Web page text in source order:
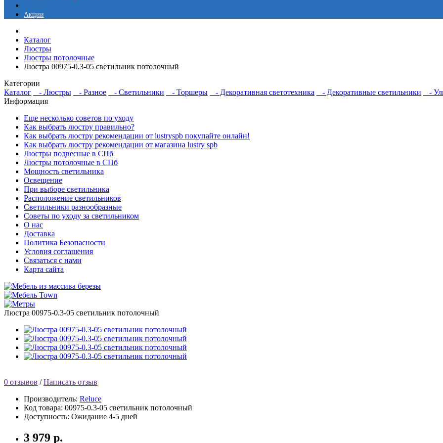
Акции
Каталог
Люстры
Люстры потолочные
Люстра 00975-0.3-05 светильник потолочный
Категории
Каталог
- Люстры - Разное - Светильники - Торшеры - Декоративная светотехника - Декоративные светильники
-
Информация
Еще несколько советов по уходу
Как выбрать люстру правильно?
Как выбрать люстру рекомендации от lustryspb покупайте онлайн!
Как выбрать люстру рекомендации от магазина lustry spb
Люстры подвесные в СПб
Люстры потолочные в СПб
Мощность светильника
Освещение
При выборе светильника
Расположение светильников
Светильники разнообразные
Советы по уходу за светильником
О нас
Доставка
Политика Безопасности
Условия соглашения
Связаться с нами
Карта сайта
Люстра 00975-0.3-05 светильник потолочный
0 отзывов /Написать отзыв
Производитель: Reluce
Код товара: 00975-0.3-05 светильник потолочный
Доступность: Ожидание 4-5 дней
3 979 р.